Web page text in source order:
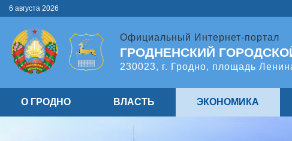
6 августа 2026
Официальный Интернет-портал
ГРОДНЕНСКИЙ
230023, г. Гродно, площадь
О ГРОДНО ВЛАСТЬ ЭКОНОМИКА